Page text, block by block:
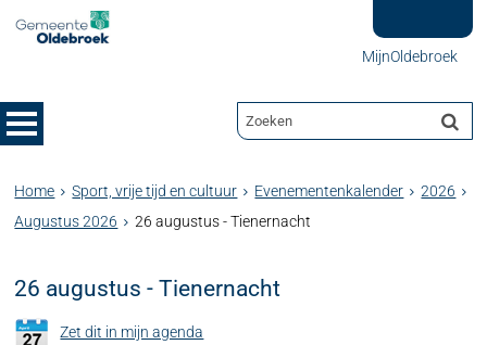
MijnOldebroek
Home Sport, vrije tijd en cultuur Evenementenkalender
2026
Augustus 2026
26 augustus - Tienernacht
26 augustus - Tienernacht
Zet dit in mijn agenda